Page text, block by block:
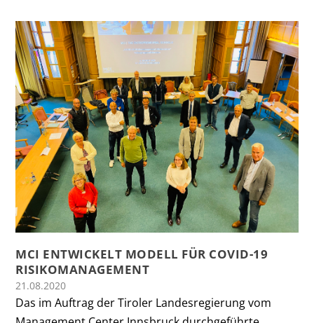
MCI ENTWICKELT MODELL FÜR COVID-19
RISIKOMANAGEMENT
21.08.2020
Das im Auftrag der Tiroler Landesregierung vom